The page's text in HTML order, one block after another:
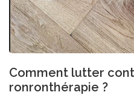
Comment lutter
ronronthérapie ?